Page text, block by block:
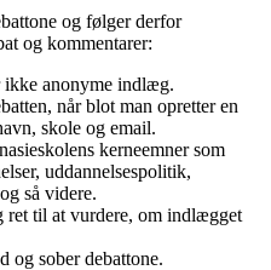
og følger derfor
og kommentarer:
ikke anonyme indlæg.
når blot man opretter en
skole og email.
kerneemner som
uddannelsespolitik,
så videre.
ret til at vurdere, om indlægget
og sober debattone.